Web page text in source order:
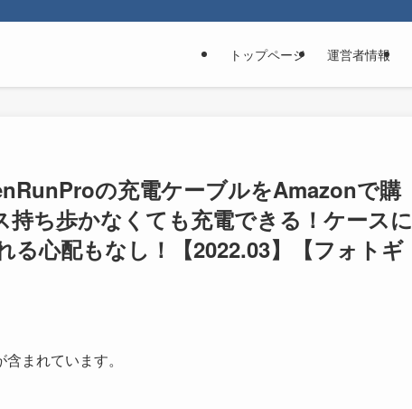
トップページ 運営者情報
の充電ケーブルをAmazonで購
ち歩かなくても充電できる！ケースに
る心配もなし！【2022.03】【フォトギ
まれています。